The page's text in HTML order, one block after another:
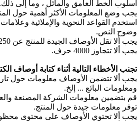
في أعلى الوصف.
الصحيحة لضمان
ألا تقل الأوصاف الجيدة للمنتج عن 250 حرفًا وفي نفس الوقت
الخاص بك:
التجارية
التجارية فقط إذا كانت
محظور أو مقيد.